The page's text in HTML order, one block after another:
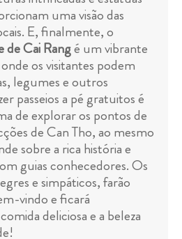
uma visão das
E, finalmente, o
Cai Rangé um vibrante
os visitantes podem
legumes e outros
passeios a pé gratuitos é
de explorar os pontos de
de Can Tho, ao mesmo
sobre a rica história e
guias conhecedores. Os
e simpáticos, farão
vindo e ficará
deliciosa e a beleza